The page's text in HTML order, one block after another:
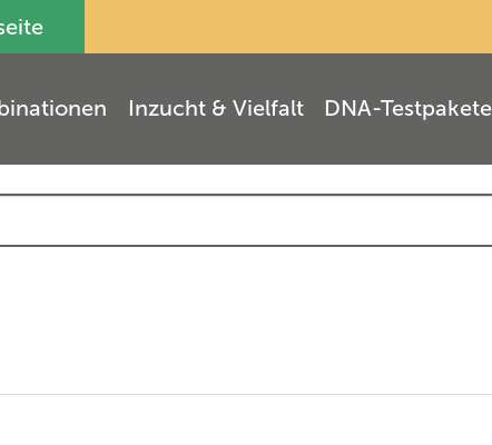
Inzucht & Vielfalt DNA-Testpakete